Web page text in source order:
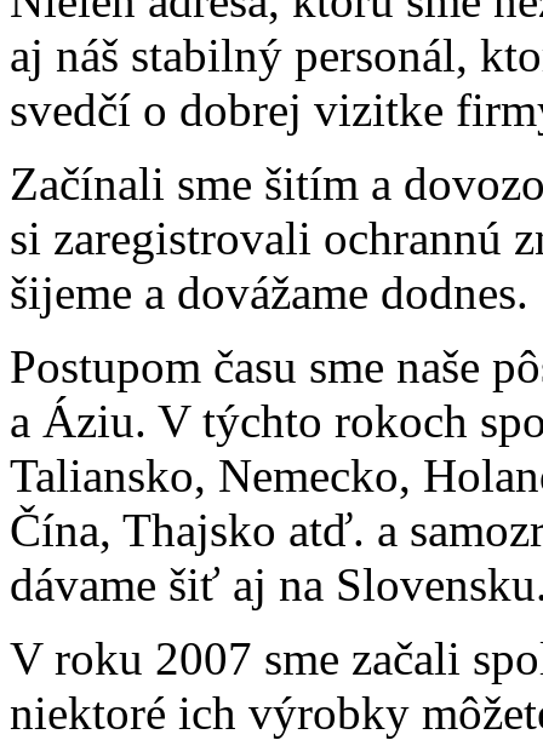
aj náš stabilný personál,
svedčí o dobrej vizitke
Začínali sme šitím a
si zaregistrovali ochrannú
šijeme a dovážame dodnes.
Postupom času sme naše
a Áziu. V týchto rokoch
Taliansko, Nemecko,
Čína, Thajsko atď. a
dávame šiť aj na
V roku 2007 sme začali
niektoré ich výrobky